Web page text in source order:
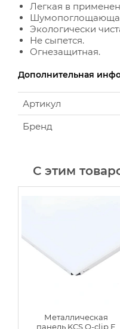
Легкая в
Экологически
Не сыпется.
Огнезащитная.
Дополнительная
Артикул
Бренд
С этим
Металлическая
панель KCS Q-clip F